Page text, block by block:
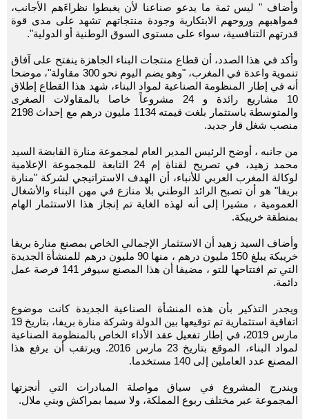
وأضاف " ليس ثمة ما يدعو صناعنا لأن يغبطوا نظراءَهم الأجانب،
فمواهبهم وروحهم الابتكارية وجودة منتجاتهم تشهد على مدى قوة
قدرتهم التنافسية، سواء على مستوى السوق الوطنية أو الدولية".
وأكد في هذا الصدد، أن قطاع منتجات البناء الجاهزة ينفتح على آفاق
تنموية واعدة في المغرب، "وهو يضم اليوم نحو 300 مقاولة"، موضحا
أنه في إطار المنظومة الصناعية لمواد البناء، شهد هذا القطاع إطلاق
10 مشاريع رائدة و 24 مشروعاً خاصا بالمقاولات الصغرى
والمتوسطة باستثمار بلغت قيمته 1134 مليون درهم مع إحداث 2198
منصب شغل قار جديد.
من جانبه ، أوضح الرئيس المدير العام لمجموعة منارة القابضة السيد
محمد زهيد، في تصريح لقناة إم 24 التابعة للمجموعة الإعلامية
لوكالة المغرب العربي للأنباء، أن الهدف الاستراتيجي لشركة "منارة
بريفا" هو أن تصبح الرائد الوطني بلا منازع في مهن البناء والأشغال
العمومية ، مشيرا إلى أنه لهذه الغاية تم إنجاز هذا الاستثمار الهام
بمنطقة خريبكة.
وأضاف السيد زهيد أن الاستثمار الإجمالي الخاص بمصنع منارة بريفا
خريبكة يبلغ 150 مليون درهم ، منها 90 مليون درهم للمنشأة الجديدة
التي تم افتتاحها للتو ، مضيفا أن هذا المصنع سيوفر 141 فرصة عمل
دائمة.
ويجدر التذكير بأن هذه المنشأة الصناعية الجديدة كانت موضوع
اتفاقية استثمارية تم توقيعها بين الدولة وشركة منارة بريفا، بتاريخ 19
مارس 2019، في إطار تفعيل عقد الأداء الخاص بالمنظومة الصناعية
لمواد البناء، الموقع بتاريخ 23 مارس 2016. ويرتقب أن يرفع هذا
المصنع عدد العاملين إلى 140 مستخدما.
ويندرج المشروع في سياق مواصلة المبادرات التي أنجزتها
المجموعة عبر مختلف ربوع المملكة، ولا سيما بمراكش وبني ملال.